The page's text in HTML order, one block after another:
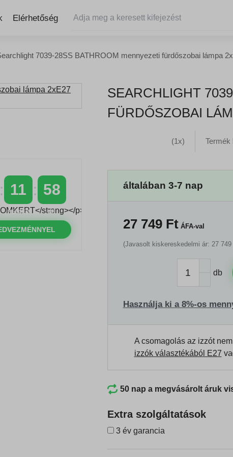
Elérhetőség
7039-28SS BATHROOM mennyezeti fürdőszobai lámpa
SEARCHLIGHT
FÜRDŐSZOBAI
11
PERCEK
57
MP
(1x) Termék
általában 3-7 nap
27 749FtÁFA-val
(Javasolt kiskereskedelmi ár: 27 749
db
Használja ki a 8%-os
A csomagolás az izzót
izzók választékából E27
50 nap a megvásárolt áruk
Extra szolgáltatások
3 év garancia